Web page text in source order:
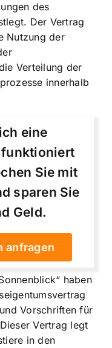
des
Der Vertrag
Nutzung der
Verteilung der
innerhalb
eine
funktioniert
Sie mit
sparen Sie
Geld.
anfragen
haben
Vorschriften für
Vertrag legt
in den